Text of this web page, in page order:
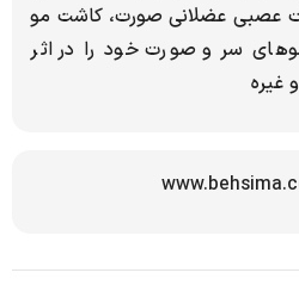
عصبی عضلانی صورت، کاشت مو
سر و صورت خود را در اثر
غیره